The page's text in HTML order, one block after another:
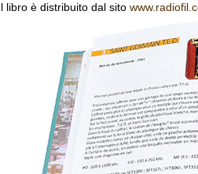
libro è distribuito dal sito